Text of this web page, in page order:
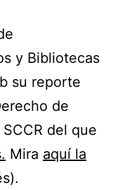
y Bibliotecas
su reporte
de
del que
Mira aquí la